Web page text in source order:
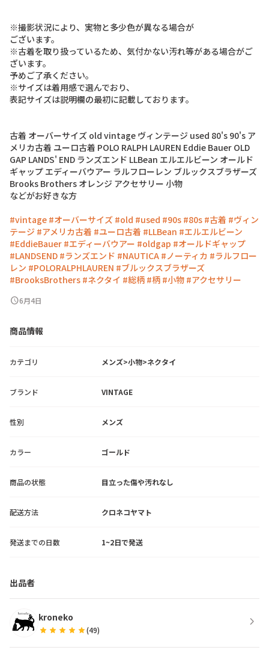
※撮影状況によ り、 実物と多少色が異なる場合が
ございます。
※古着を取り扱っているため、 気付かない汚れ等がある場合がご
ざいます。
予めご了承く ださい。
※サイズは着用感で選んでおり、
表記サイズは説明欄の最初に記載 しており ます。
古着 オーバーサイズ old vintage ヴィ ンテージ used 80's 90's ア
メ リ カ古着 ユーロ古着 POLO RALPH LAUREN Eddie Bauer OLD
GAP LANDS' END ラ ンズエン ド LLBean エルエルビーン オール ド
ギャ ップ エディ ーバウアー ラルフ ロー レン ブルックスブラザーズ
Brooks Brothers オ レンジ アクセサ リ ー 小物
などがお好きな方
#vintage #オーバーサイズ #old #used #90s #80s #古着 #ヴィン
テージ #アメリカ古着 #ユーロ古着 #LLBean #エルエルビーン
#EddieBauer #エディーバウアー #oldgap #オールドギャップ
#LANDSEND #ランズエンド #NAUTICA #ノーティカ #ラルフロー
レン #POLORALPHLAUREN #ブルックスブラザーズ
#BrooksBrothers #ネクタイ #総柄 #柄 #小物 #アクセサリー
schedule6月4日
商品情報
カテゴリ メンズ>小物>ネクタイ
ブランド VINTAGE
性別 メンズ
カラー ゴールド
商品の状態 目立った傷や汚れなし
配送方法 クロネコヤマト
発送までの日数 1~2日で発送
出品者
kroneko
star star star star star(49) chevron_right